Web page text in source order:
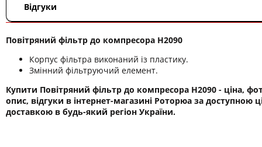
Відгуки
Повітряний фільтр до компресора Н2090
Корпус фільтра виконаний із пластику.
Змінний фільтруючий елемент.
Купити Повітряний фільтр до компресора Н2090 - ціна,
опис, відгуки в інтернет-магазині Роторюа за доступною
доставкою в будь-який регіон України.